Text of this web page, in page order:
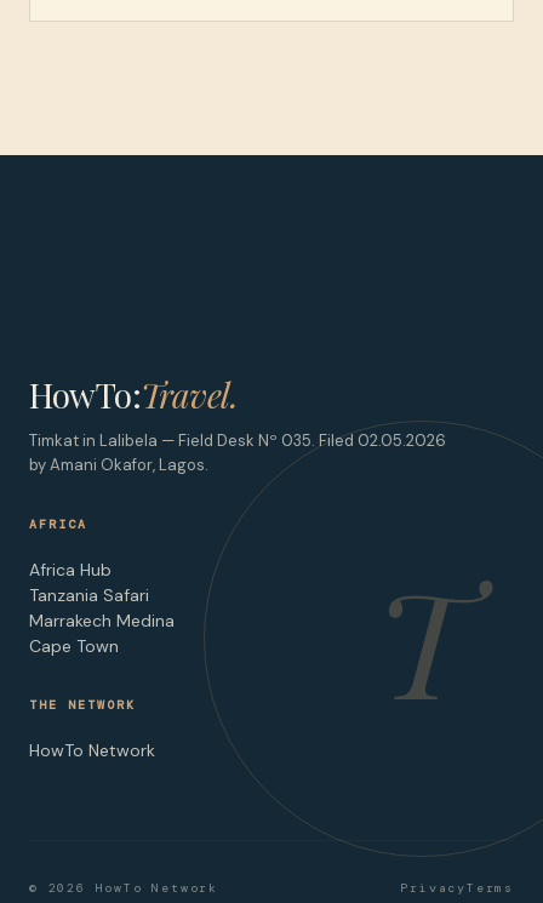
T
HowTo:Travel.
Timkat in Lalibela — Field Desk Nº 035. Filed 02.05.2026
by Amani Okafor, Lagos.
AFRICA
Africa Hub
Tanzania Safari
Marrakech Medina
Cape Town
THE NETWORK
HowTo Network
© 2026 HowTo Network PrivacyTerms